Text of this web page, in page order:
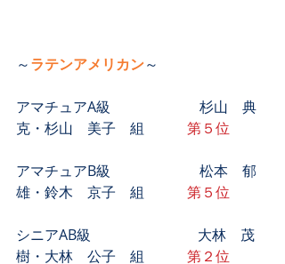
～ラテンアメリカン～
アマチュアA級　　　　　　 杉山　典
克・杉山　美子　組 第５位
アマチュアB級　　　　　　 松本　郁
雄・鈴木　京子　組 第５位
シニアAB級　　　　　　　  大林　茂
樹・大林　公子　組 第２位